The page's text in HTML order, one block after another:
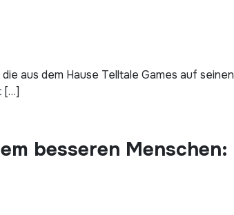
aus dem Hause Telltale Games auf seinen
[…]
besseren Menschen: